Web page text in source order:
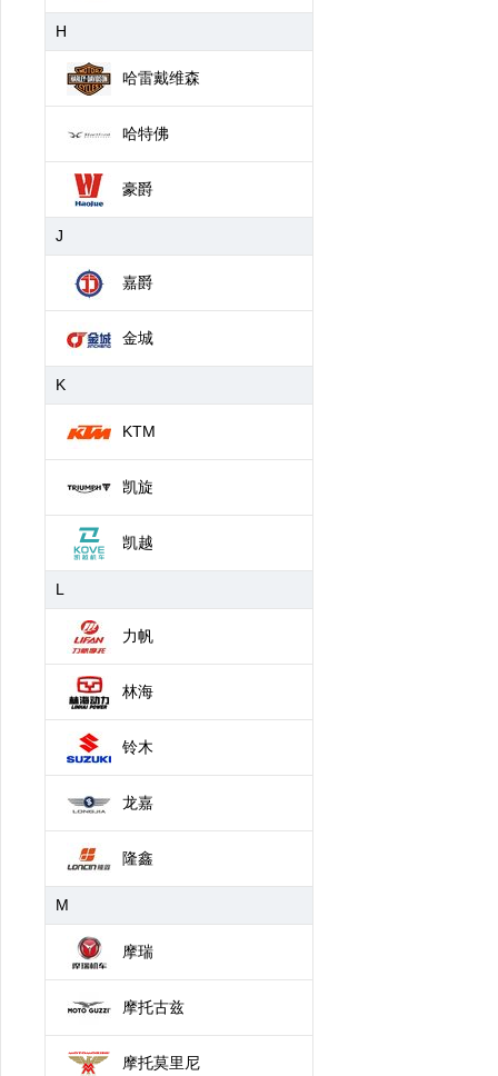
H
哈雷戴维森
哈特佛
豪爵
J
嘉爵
金城
K
KTM
凯旋
凯越
L
力帆
林海
铃木
龙嘉
隆鑫
M
摩瑞
摩托古兹
摩托莫里尼